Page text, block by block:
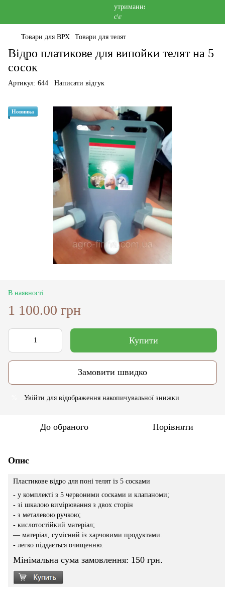
Товари для ВРХ Товари для телят
Відро платикове для випойки телят на 5
сосок
Артикул: 644 Написати відгук
Новинка
В наявності
1 100.00 грн
Купити
Замовити швидко
Увійти для відображення накопичувальної знижки
До обраного Порівняти
Опис
Пластикове відро для поні телят із 5 сосками
- у комплекті з 5 червоними сосками и клапаноми;
- зі шкалою вимірювання з двох сторін
- з металевою ручкою;
- кислотостійкий матеріал;
— матеріал, сумісний із харчовими продуктами.
- легко піддається очищенню.
Мінімальна сума замовлення: 150 грн.